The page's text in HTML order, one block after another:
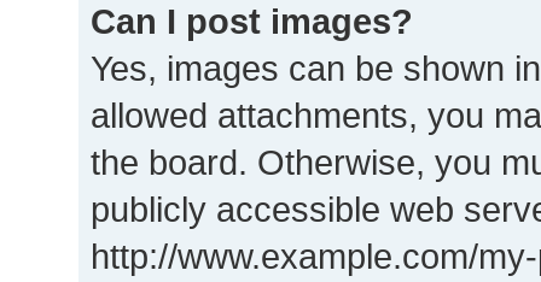
Can I post images?
Yes, images can be shown
allowed attachments, you
the board. Otherwise, you
publicly accessible web
http://www.example.com/